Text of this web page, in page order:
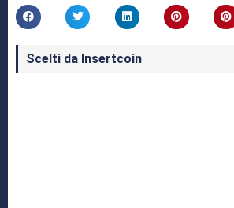
Scelti da Insertcoin